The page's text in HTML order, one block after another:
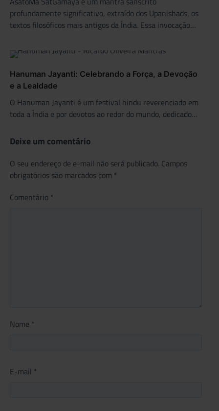
profundamente significativo, extraído dos Upanishads, os
textos filosóficos mais antigos da Índia. Essa invocação…
Hanuman Jayanti: Celebrando a Força, a Devoção
e a Lealdade
O Hanuman Jayanti é um festival hindu reverenciado em
toda a Índia e por devotos ao redor do mundo, dedicado…
Deixe um comentário
O seu endereço de e-mail não será publicado. Campos
obrigatórios são marcados com *
Comentário *
Nome *
E-mail *